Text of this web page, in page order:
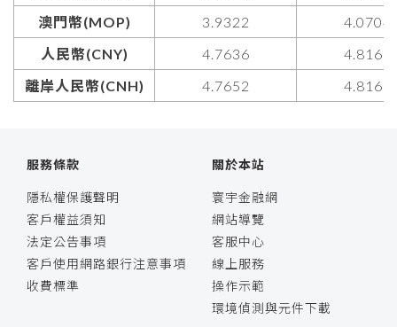
澳門幣(MOP)
3.9322
4.0704
人民幣(CNY)
4.7636
4.8166
離岸人民幣(CNH)
4.7652 4.8166
服務條款
隱私權保護聲明
客戶權益須知
法定公告事項
客戶使用網路銀行注意事項
收費標準
關於本站
寰宇金融網
網站導覽
客服中心
線上服務
操作示範
環境偵測與元件下載